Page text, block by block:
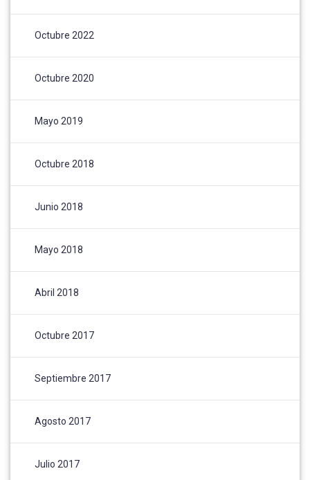
Octubre 2022
Octubre 2020
Mayo 2019
Octubre 2018
Junio 2018
Mayo 2018
Abril 2018
Octubre 2017
Septiembre 2017
Agosto 2017
Julio 2017